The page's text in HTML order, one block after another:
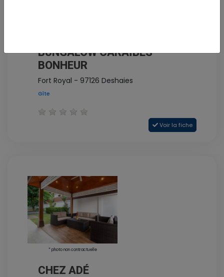
BUNGALOW CARAÏBES
BONHEUR
Fort Royal - 97126 Deshaies
Gîte
Voir la fiche
* photo non contractuelle
CHEZ ADÉ